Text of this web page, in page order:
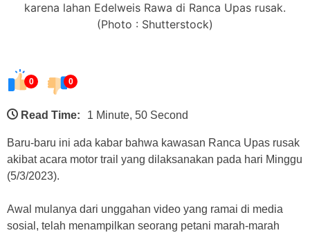
karena lahan Edelweis Rawa di Ranca Upas rusak.
(Photo : Shutterstock)
0 0
Read Time: 1 Minute, 50 Second
Baru-baru ini ada kabar bahwa kawasan Ranca Upas rusak
akibat acara motor trail yang dilaksanakan pada hari Minggu
(5/3/2023).
Awal mulanya dari unggahan video yang ramai di media
sosial, telah menampilkan seorang petani marah-marah